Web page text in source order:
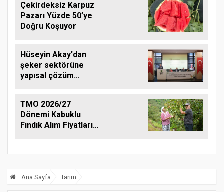
Çekirdeksiz Karpuz
Pazarı Yüzde 50’ye
Doğru Koşuyor
Hüseyin Akay'dan
şeker sektörüne
yapısal çözüm
TMO 2026/27
Dönemi Kabuklu
Fındık Alım Fiyatlarını
Ana Sayfa Tarım